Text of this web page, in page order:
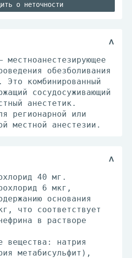
о неточности
местноанестезирующее
обезболивания
Это комбинированный
сосудосуживающий
анестетик.
регионарной или
местной анестезии.
40 мг.
6 мкг,
основания
что соответствует
в растворе
вещества: натрия
метабисульфит),